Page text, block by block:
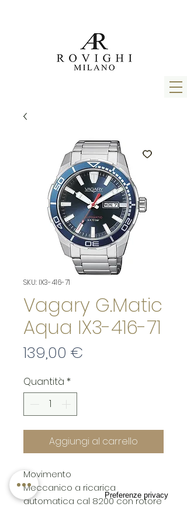
SKU: IX3-416-71
Vagary G.Matic
Aqua IX3-416-71
139,00 €
Quantità *
Aggiungi al carrello
Movimento
Meccanico a ricarica
automatica cal 8200 con rotore